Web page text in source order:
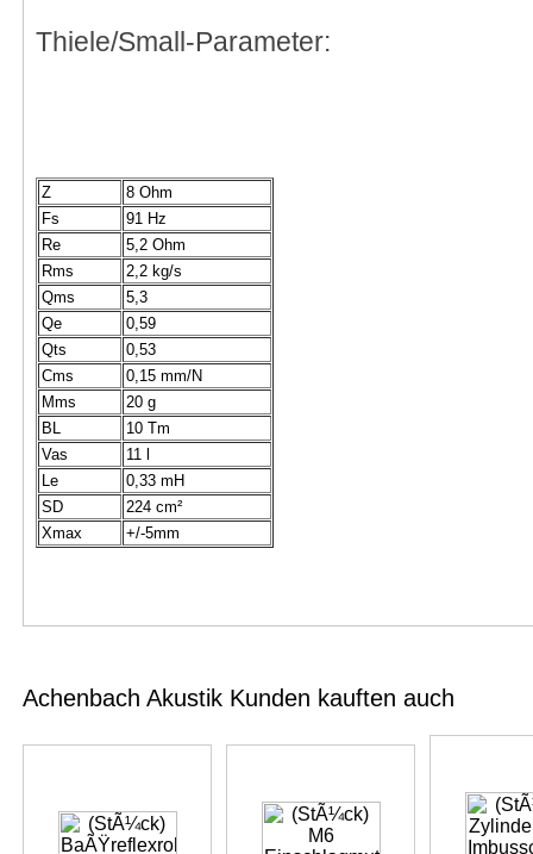
Thiele/Small-Parameter:
Z
8 Ohm
Fs
91 Hz
Re
5,2 Ohm
Rms
2,2 kg/s
Qms
5,3
Qe
0,59
Qts
0,53
Cms
0,15 mm/N
Mms
20 g
BL
10 Tm
Vas
11 l
Le
0,33 mH
SD
224 cm²
Xmax
+/-5mm
Achenbach Akustik Kunden kauften auch